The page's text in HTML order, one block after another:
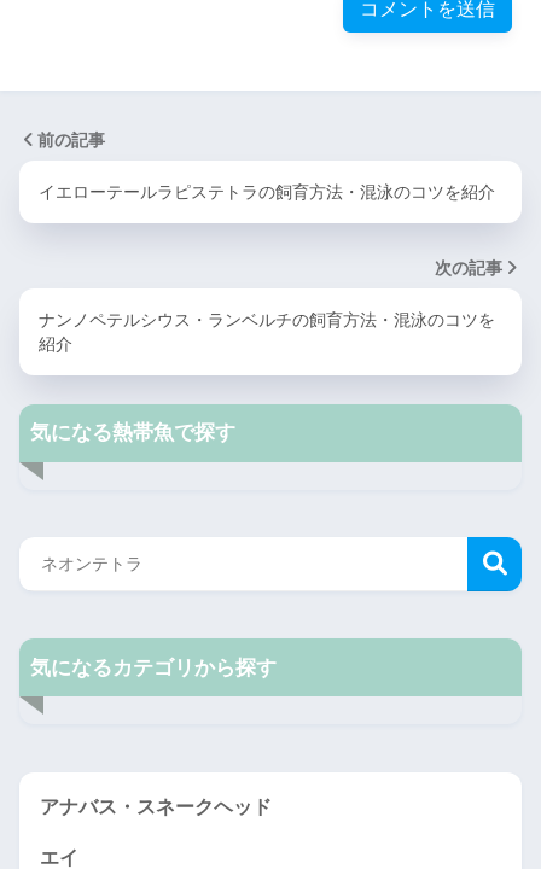
前の記事
イエローテールラピステトラの飼育方法・混泳のコツを紹介
次の記事
ナンノペテルシウス・ランベルチの飼育方法・混泳のコツを
紹介
気になる熱帯魚で探す
気になるカテゴリから探す
アナバス・スネークヘッド
エイ